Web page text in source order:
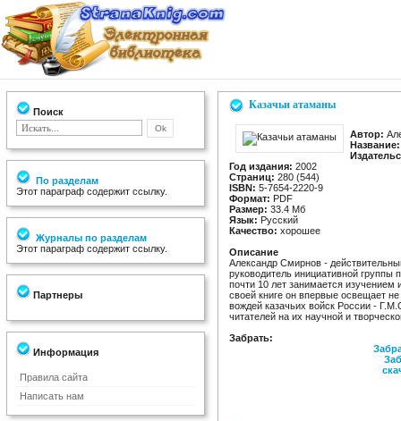
Поиск
По разделам
Этот параграф содержит ссылку.
Журналы по разделам
Этот параграф содержит ссылку.
Партнеры
Информация
Правила сайта
Написать нам
Казачьи атаманы
Автор:
Название:
Год издания: 2002
Страниц: 280 (544)
ISBN: 5-7654-2220-9
Формат: PDF
Размер: 33.4 Мб
Язык: Русский
Качество: хорошее
Описание
Александр Смирнов -
руководитель инициативной
почти 10 лет занимается изучением
своей книге он впервые освещает
вождей казачьих войск России -
читателей на их научной и
Забрать: